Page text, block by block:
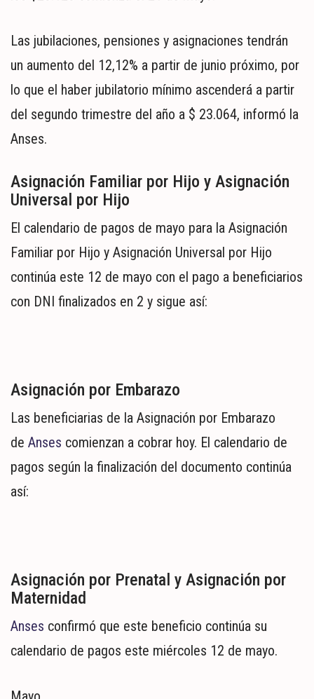
Las jubilaciones, pensiones y asignaciones tendrán
un aumento del 12,12% a partir de junio próximo, por
lo que el haber jubilatorio mínimo ascenderá a partir
del segundo trimestre del año a $ 23.064, informó la
Anses.
Asignación Familiar por Hijo y Asignación
Universal por Hijo
El calendario de pagos de mayo para la Asignación
Familiar por Hijo y Asignación Universal por Hijo
continúa este 12 de mayo con el pago a beneficiarios
con DNI finalizados en 2 y sigue así:
Asignación por Embarazo
Las beneficiarias de la Asignación por Embarazo
de Anses comienzan a cobrar hoy. El calendario de
pagos según la finalización del documento continúa
así:
Asignación por Prenatal y Asignación por
Maternidad
Anses confirmó que este beneficio continúa su
calendario de pagos este miércoles 12 de mayo.